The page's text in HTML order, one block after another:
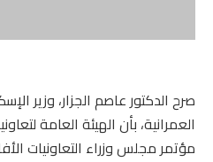
صرح الدكتور عاصم الجزار، وزير
العمرانية، بأن الهيئة العامة
مؤتمر مجلس وزراء التعاونيات